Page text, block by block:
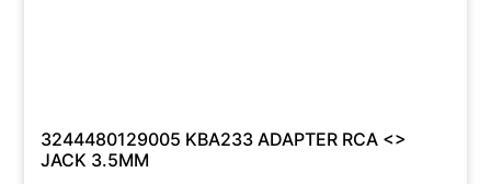
3244480129005 KBA233 ADAPTER RCA <>
JACK 3.5MM